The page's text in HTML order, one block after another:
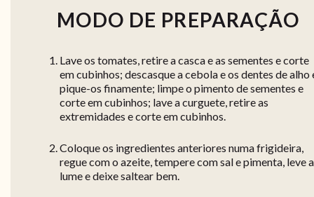
MODO DE PREPARAÇÃO
Lave os tomates, retire a casca e as sementes e corte
em cubinhos; descasque a cebola e os dentes de alho
pique-os finamente; limpe o pimento de sementes e
corte em cubinhos; lave a curguete, retire as
extremidades e corte em cubinhos.
Coloque os ingredientes anteriores numa frigideira,
regue com o azeite, tempere com sal e pimenta, leve
lume e deixe saltear bem.